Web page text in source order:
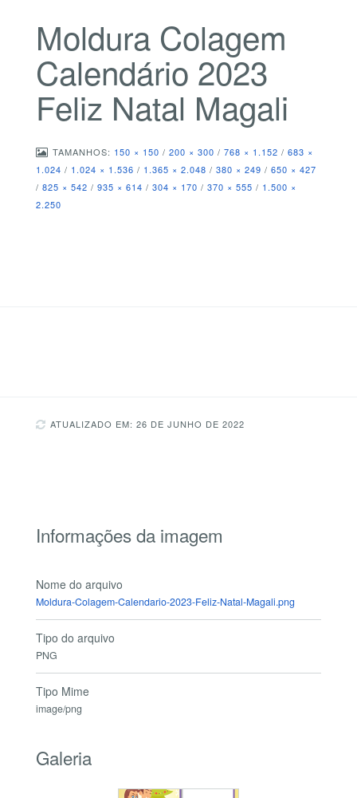
Moldura Colagem
Calendário 2023
Feliz Natal Magali
TAMANHOS: 150 × 150 / 200 × 300 / 768 × 1.152 / 683 ×
1.024 / 1.024 × 1.536 / 1.365 × 2.048 / 380 × 249 / 650 × 427
/ 825 × 542 / 935 × 614 / 304 × 170 / 370 × 555 / 1.500 ×
2.250
ATUALIZADO EM: 26 DE JUNHO DE 2022
Informações da imagem
Nome do arquivo
Moldura-Colagem-Calendario-2023-Feliz-Natal-Magali.png
Tipo do arquivo
PNG
Tipo Mime
image/png
Galeria